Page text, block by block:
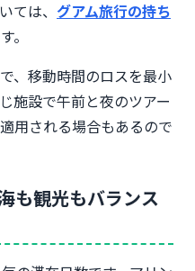
ては、 グアム旅行の持ち
。
、移動時間のロスを最小
施設で午前と夜のツアー
用される場合もあるので
も観光もバランス